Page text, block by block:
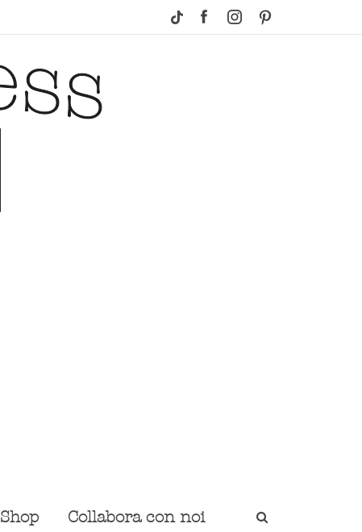
Shop Collabora con noi